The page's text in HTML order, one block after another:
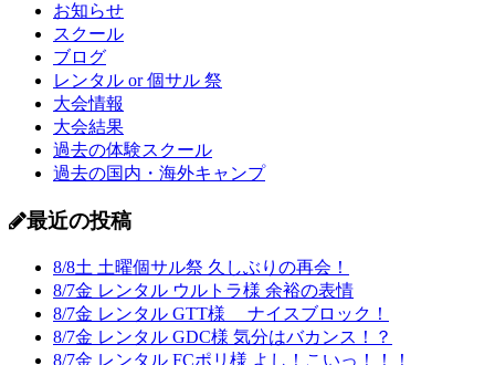
お知らせ
スクール
ブログ
レンタル or 個サル 祭
大会情報
大会結果
過去の体験スクール
過去の国内・海外キャンプ
最近の投稿
8/8土 土曜個サル祭 久しぶりの再会！
8/7金 レンタル ウルトラ様 余裕の表情
8/7金 レンタル GTT様 ナイスブロック！
8/7金 レンタル GDC様 気分はバカンス！？
8/7金 レンタル FCポリ様 よし！こいっ！！！